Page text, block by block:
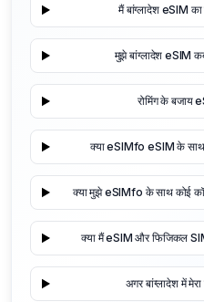
मैं बांग्लादेश eSIM
मुझे बांग्लादेश eSIM
रोमिंग के बजाय
क्या eSIMfo eSIM के
क्या मुझे eSIMfo के साथ कोई
क्या मैं eSIM और फिजिकल
अगर बांग्लादेश में